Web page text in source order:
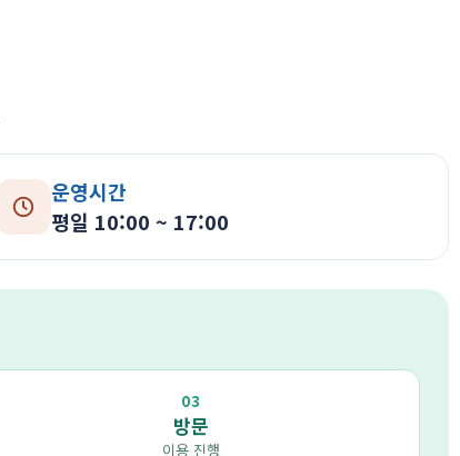
운영시간
평일 10:00 ~ 17:00
03
방문
이용 진행